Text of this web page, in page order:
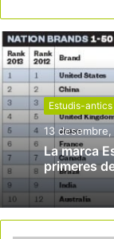
Estudis-antics
13 desembre,
La marca
primeres